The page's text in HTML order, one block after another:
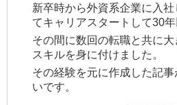
新卒時から外資系企業に入
てキャリアスタートして30年
その間に数回の転職と共に
スキルを身に付けました。
その経験を元に作成した記
いです。